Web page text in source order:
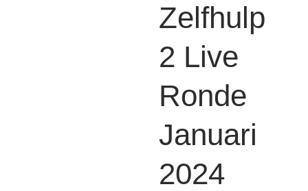
Zelfhulp
2 Live
Ronde
Januari
2024